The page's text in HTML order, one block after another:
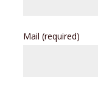
Mail(required)